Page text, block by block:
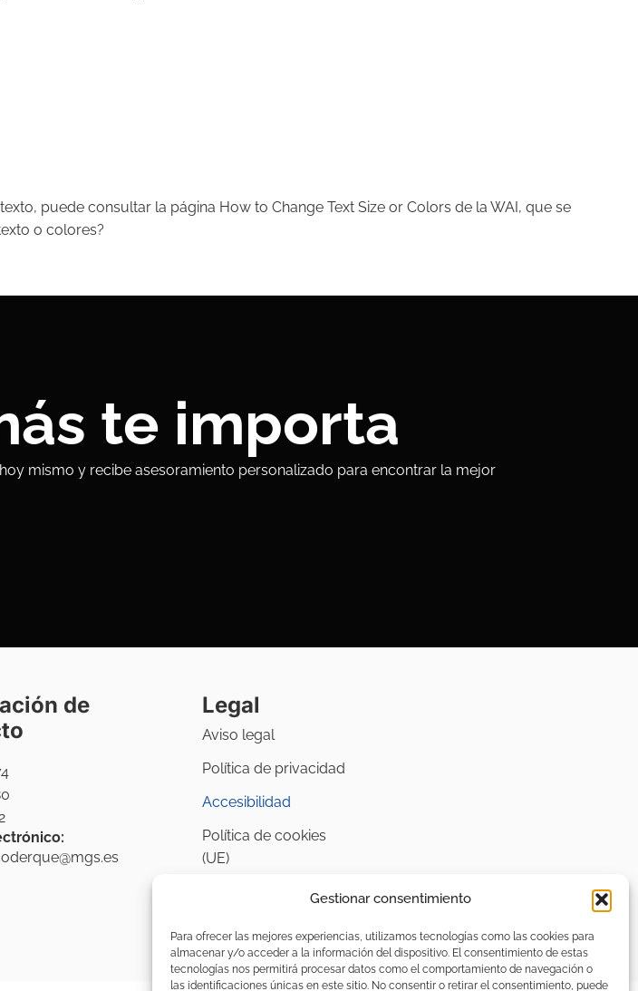
Gestionar consentimiento
Para ofrecer las mejores experiencias, utilizamos tecnologías como las cookies para
almacenar y/o acceder a la información del dispositivo. El consentimiento de estas
tecnologías nos permitirá procesar datos como el comportamiento de navegación o
las identificaciones únicas en este sitio. No consentir o retirar el consentimiento, puede
puede consultar la página How to Change Text Size or Colors de la WAI, que se
o colores?
te importa
mismo y recibe asesoramiento personalizado para encontrar la mejor
de
Legal
Aviso legal
Política de privacidad
Accesibilidad
Política de cookies
(UE)